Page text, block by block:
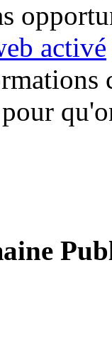
activé